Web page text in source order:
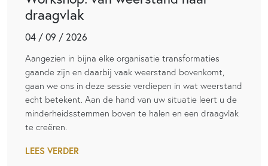
draagvlak
04 / 09 / 2026
Aangezien in bijna elke organisatie transformaties
gaande zijn en daarbij vaak weerstand bovenkomt,
gaan we ons in deze sessie verdiepen in wat weerstand
echt betekent. Aan de hand van uw situatie leert u de
minderheidsstemmen boven te halen en een draagvlak
te creëren.
LEES VERDER